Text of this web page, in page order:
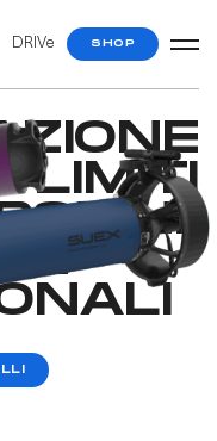
DRIVe SHOP
LIMITI